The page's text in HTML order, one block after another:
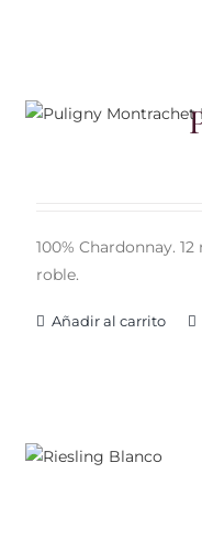
100% Chardonnay.
roble.
Añadir al carrito